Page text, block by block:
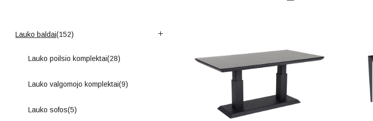
Lauko baldai(152)
Lauko poilsio komplektai(28)
Lauko valgomojo komplektai(9)
Lauko sofos(5)